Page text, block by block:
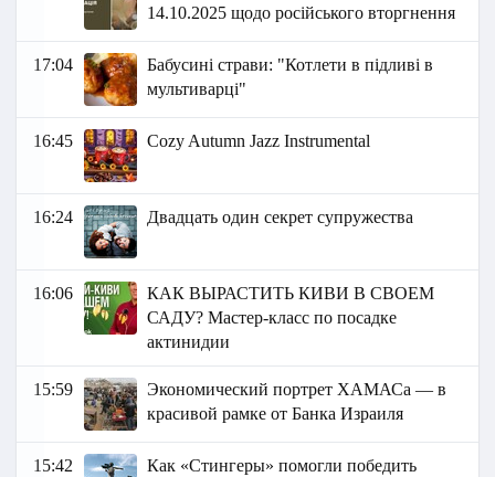
14.10.2025 щодо російського вторгнення
17:04
Бабусині страви: "Котлети в підливі в
мультиварці"
16:45 Cozy Autumn Jazz Instrumental
16:24 Двадцать один секрет супружества
16:06
КАК ВЫРАСТИТЬ КИВИ В СВОЕМ
САДУ? Мастер-класс по посадке
актинидии
15:59
Экономический портрет ХАМАСа — в
красивой рамке от Банка Израиля
15:42
Как «Стингеры» помогли победить